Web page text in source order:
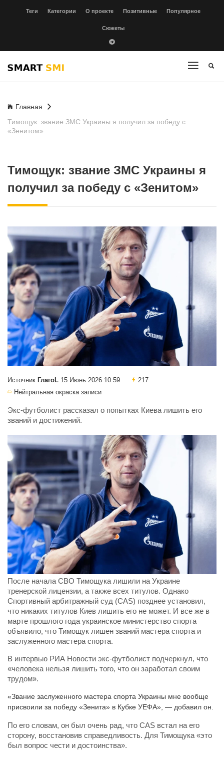
Теги Категории О проекте Позитивные Популярное
Сюжеты
Главная
Тимощук: звание ЗМС Украины я получил за победу с
«Зенитом»
Тимощук: звание ЗМС Украины я
получил за победу с «Зенитом»
Источник ГлагоL 15 Июнь 2026 10:59
217
Нейтральная окраска записи
Экс-футболист рассказал о попытках Киева лишить его
званий и достижений.
После начала СВО Тимощука лишили на Украине
тренерской лицензии, а также всех титулов. Однако
Спортивный арбитражный суд (CAS) позднее установил,
что никаких титулов Киев лишить его не может. И все же в
марте прошлого года украинское министерство спорта
объявило, что Тимощук лишен званий мастера спорта и
заслуженного мастера спорта.
В интервью РИА Новости экс-футболист подчеркнул, что
«человека нельзя лишить того, что он заработал своим
трудом».
«Звание заслуженного мастера спорта Украины мне вообще
присвоили за победу «Зенита» в Кубке УЕФА», — добавил он.
По его словам, он был очень рад, что CAS встал на его
сторону, восстановив справедливость. Для Тимощука «это
был вопрос чести и достоинства».